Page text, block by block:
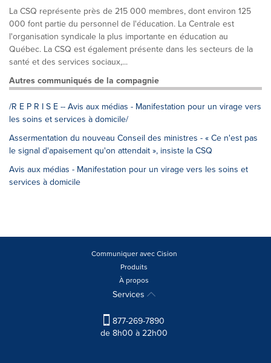
La CSQ représente près de 215 000 membres, dont environ 125
000 font partie du personnel de l'éducation. La Centrale est
l'organisation syndicale la plus importante en éducation au
Québec. La CSQ est également présente dans les secteurs de la
santé et des services sociaux,...
Autres communiqués de la compagnie
/R E P R I S E -- Avis aux médias - Manifestation pour un virage vers
les soins et services à domicile/
Assermentation du nouveau Conseil des ministres - « Ce n'est pas
le signal d'apaisement qu'on attendait », insiste la CSQ
Avis aux médias - Manifestation pour un virage vers les soins et
services à domicile
Communiquer avec Cision
Produits
À propos
Services
877-269-7890
de 8h00 à 22h00